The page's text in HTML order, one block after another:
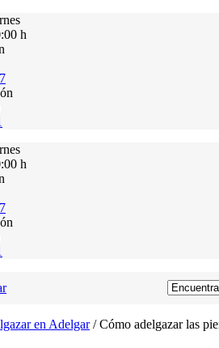
h
h
en Adelgar/Cómo adelgazar las